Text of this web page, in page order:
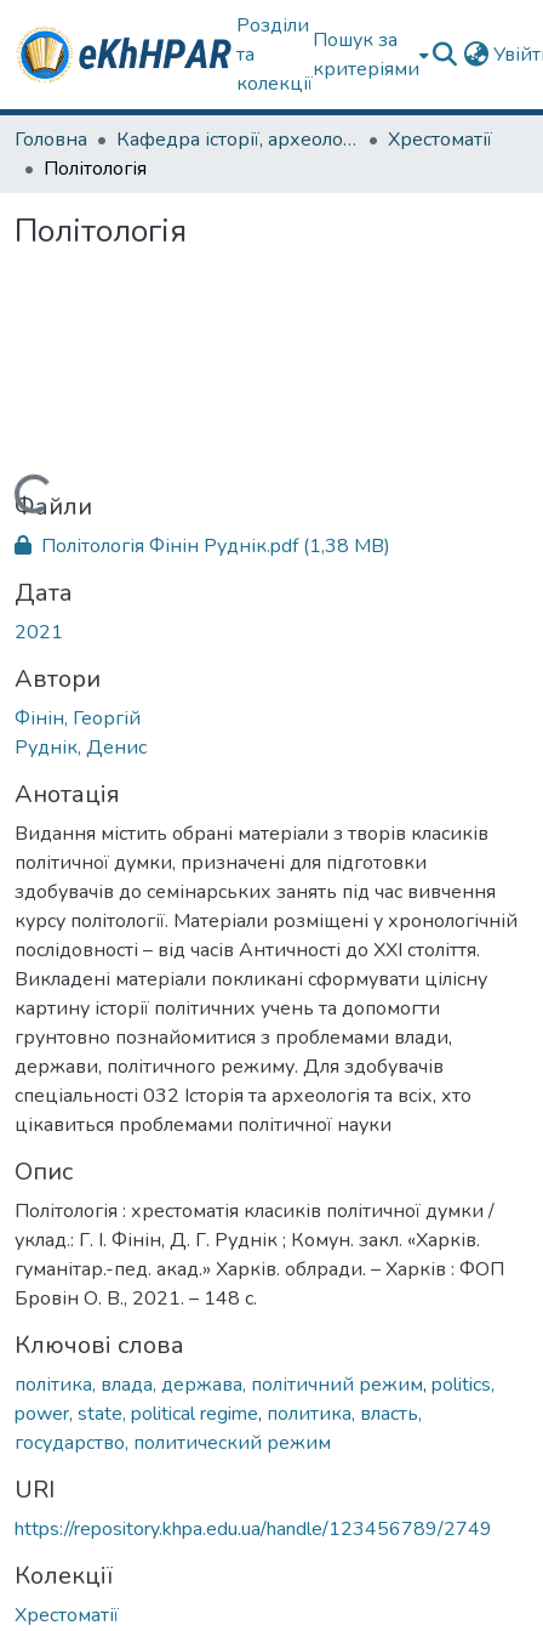
Розділи
та
колекції
Пошук за
критеріями
Головна Кафедра історії, археології та гуманітарних наук
Хрестоматії
Політологія
Політологія
Вантажиться...
Файли
Політологія Фінін Руднік.pdf(1,38 MB)
Дата
2021
Автори
Фінін, Георгій
Руднік, Денис
Анотація
Видання містить обрані матеріали з творів класиків
політичної думки, призначені для підготовки
здобувачів до семінарських занять під час вивчення
курсу політології. Матеріали розміщені у хронологічній
послідовності – від часів Античності до ХХІ століття.
Викладені матеріали покликані сформувати цілісну
картину історії політичних учень та допомогти
грунтовно познайомитися з проблемами влади,
держави, політичного режиму. Для здобувачів
спеціальності 032 Історія та археологія та всіх, хто
цікавиться проблемами політичної науки
Опис
Політологія : хрестоматія класиків політичної думки /
уклад.: Г. І. Фінін, Д. Г. Руднік ; Комун. закл. «Харків.
гуманітар.-пед. акад.» Харків. облради. – Харків : ФОП
Бровін О. В., 2021. – 148 с.
Ключові слова
політика, влада, держава, політичний режим, politics,
power, state, political regime, политика, власть,
государство, политический режим
URI
https://repository.khpa.edu.ua/handle/123456789/2749
Колекції
Хрестоматії